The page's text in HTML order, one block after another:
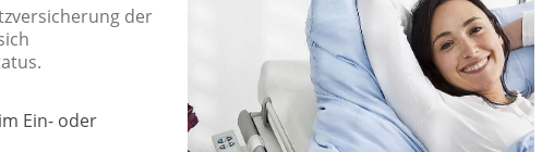
der
Ein- oder